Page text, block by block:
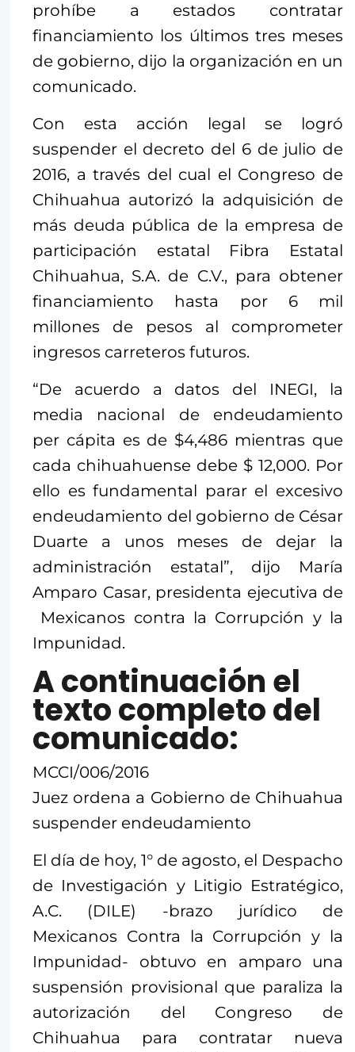
prohíbe a estados contratar
financiamiento los últimos tres meses
de gobierno, dijo la organización en un
comunicado.
Con esta acción legal se logró
suspender el decreto del 6 de julio de
2016, a través del cual el Congreso de
Chihuahua autorizó la adquisición de
más deuda pública de la empresa de
participación estatal Fibra Estatal
Chihuahua, S.A. de C.V., para obtener
financiamiento hasta por 6 mil
millones de pesos al comprometer
ingresos carreteros futuros.
“De acuerdo a datos del INEGI, la
media nacional de endeudamiento
per cápita es de $4,486 mientras que
cada chihuahuense debe $ 12,000. Por
ello es fundamental parar el excesivo
endeudamiento del gobierno de César
Duarte a unos meses de dejar la
administración estatal”, dijo María
Amparo Casar, presidenta ejecutiva de
Mexicanos contra la Corrupción y la
Impunidad.
A continuación el
texto completo del
comunicado:
MCCI/006/2016
Juez ordena a Gobierno de Chihuahua
suspender endeudamiento
El día de hoy, 1° de agosto, el Despacho
de Investigación y Litigio Estratégico,
A.C. (DILE) -brazo jurídico de
Mexicanos Contra la Corrupción y la
Impunidad- obtuvo en amparo una
suspensión provisional que paraliza la
autorización del Congreso de
Chihuahua para contratar nueva